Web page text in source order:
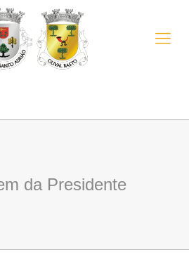
da Presidente